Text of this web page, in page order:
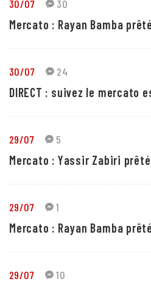
30/07 30
Mercato : Rayan Bamba
30/07 24
DIRECT : suivez le mercato
29/07 5
Mercato : Yassir Zabiri
29/07 1
Mercato : Rayan Bamba
29/07 10